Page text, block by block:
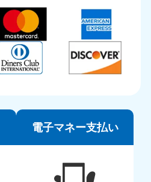
電子マネー支払い